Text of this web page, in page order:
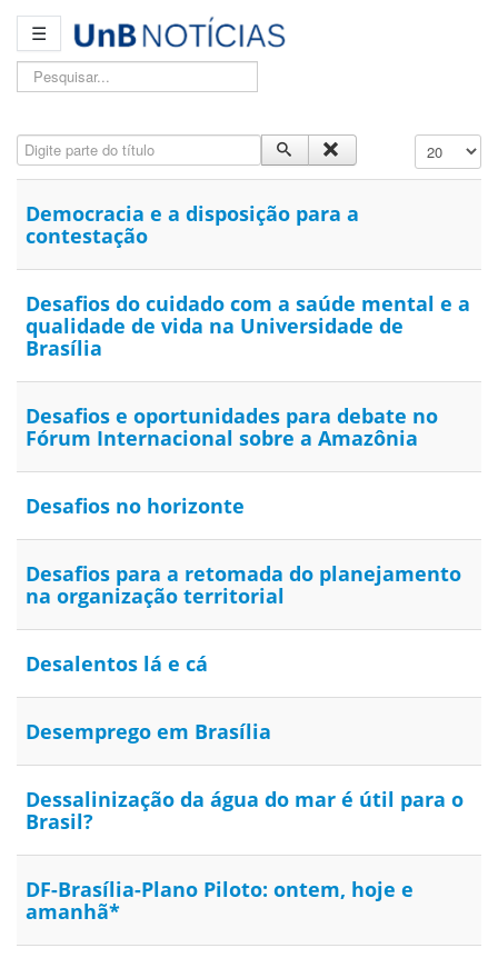
☰
Pesquisar...
Digite parte do título Exibir #
Democracia e a disposição para a
contestação
Desafios do cuidado com a saúde mental e a
qualidade de vida na Universidade de
Brasília
Desafios e oportunidades para debate no
Fórum Internacional sobre a Amazônia
Desafios no horizonte
Desafios para a retomada do planejamento
na organização territorial
Desalentos lá e cá
Desemprego em Brasília
Dessalinização da água do mar é útil para o
Brasil?
DF-Brasília-Plano Piloto: ontem, hoje e
amanhã*